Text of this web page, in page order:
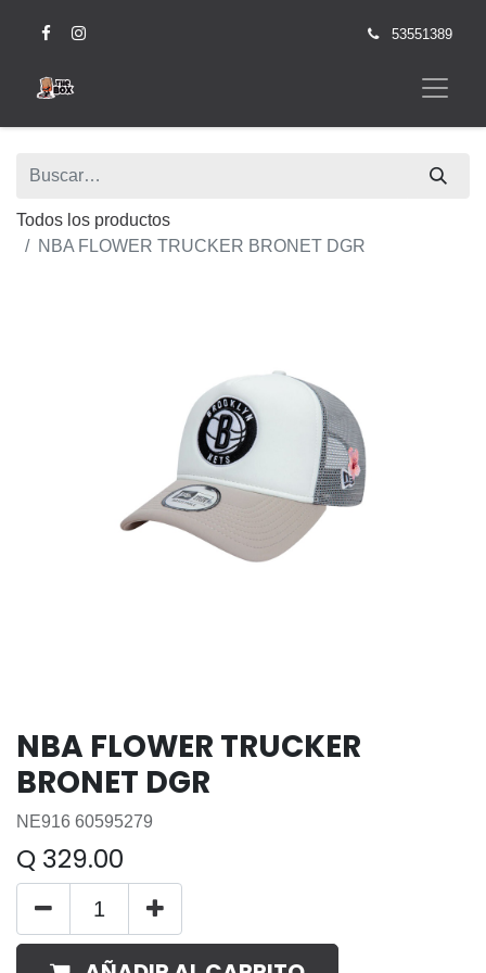
53551389
Todos los productos
NBA FLOWER TRUCKER BRONET DGR
NBA FLOWER TRUCKER
BRONET DGR
NE916 60595279
Q 329.00